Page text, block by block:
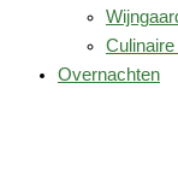
Overnachten